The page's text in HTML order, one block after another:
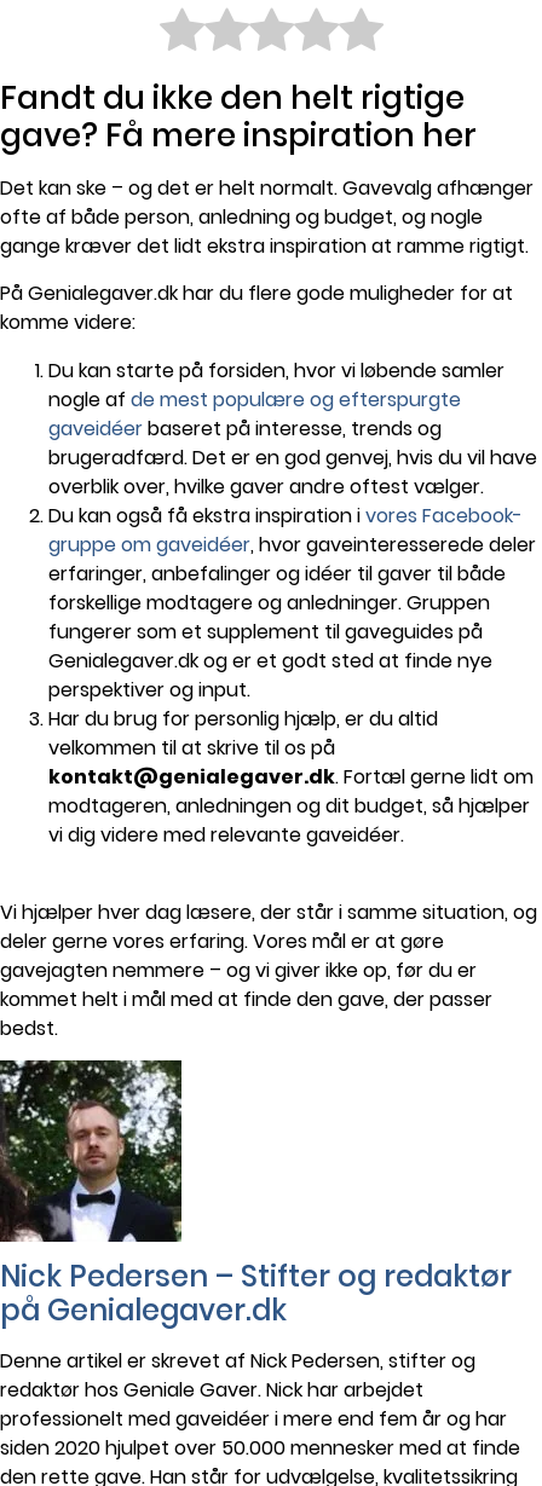
Fandt du ikke den helt rigtige
gave? Få mere inspiration her
Det kan ske – og det er helt normalt. Gavevalg afhænger
ofte af både person, anledning og budget, og nogle
gange kræver det lidt ekstra inspiration at ramme rigtigt.
På Genialegaver.dk har du flere gode muligheder for at
komme videre:
Du kan starte på forsiden, hvor vi løbende samler
nogle af de mest populære og efterspurgte
gaveidéerbaseret på interesse, trends og
brugeradfærd. Det er en god genvej, hvis du vil have
overblik over, hvilke gaver andre oftest vælger.
Du kan også få ekstra inspiration ivores Facebook-
gruppe om gaveidéer, hvor gaveinteresserede deler
erfaringer, anbefalinger og idéer til gaver til både
forskellige modtagere og anledninger. Gruppen
fungerer som et supplement til gaveguides på
Genialegaver.dk og er et godt sted at finde nye
perspektiver og input.
Har du brug for personlig hjælp, er du altid
velkommen til at skrive til os på
kontakt@genialegaver.dk. Fortæl gerne lidt om
modtageren, anledningen og dit budget, så hjælper
vi dig videre med relevante gaveidéer.
Vi hjælper hver dag læsere, der står i samme situation, og
deler gerne vores erfaring. Vores mål er at gøre
gavejagten nemmere – og vi giver ikke op, før du er
kommet helt i mål med at finde den gave, der passer
bedst.
Nick Pedersen – Stifter og redaktør
på Genialegaver.dk
Denne artikel er skrevet af Nick Pedersen, stifter og
redaktør hos Geniale Gaver. Nick har arbejdet
professionelt med gaveidéer i mere end fem år og har
siden 2020 hjulpet over 50.000 mennesker med at finde
den rette gave. Han står for udvælgelse, kvalitetssikring